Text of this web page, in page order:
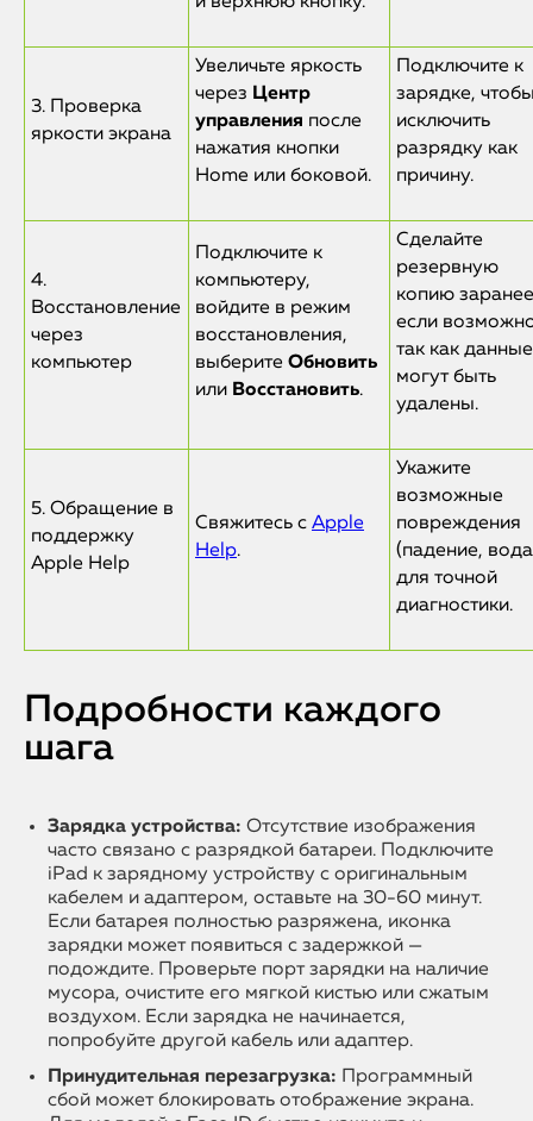
3. Проверка
яркости экрана
Увеличьте яркость
через Центр
управления после
нажатия кнопки
Home или боковой.
Подключите к
зарядке,
исключить
разрядку как
причину.
4.
Восстановление
через
компьютер
Подключите к
компьютеру,
войдите в режим
восстановления,
выберите Обновить
или Восстановить.
Сделайте
резервную
копию
если
так как данные
могут быть
удалены.
5. Обращение в
поддержку
Apple Help
Свяжитесь с Apple
Help.
Укажите
возможные
повреждения
(падение,
для точной
диагностики.
Подробности каждого
шага
Зарядка устройства: Отсутствие изображения
часто связано с разрядкой батареи. Подключите
iPad к зарядному устройству с оригинальным
кабелем и адаптером, оставьте на 30-60 минут.
Если батарея полностью разряжена, иконка
зарядки может появиться с задержкой —
подождите. Проверьте порт зарядки на наличие
мусора, очистите его мягкой кистью или сжатым
воздухом. Если зарядка не начинается,
попробуйте другой кабель или адаптер.
Принудительная перезагрузка: Программный
сбой может блокировать отображение экрана.